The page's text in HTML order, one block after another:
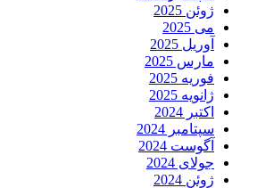
ژوئن 2025
می 2025
آوریل 2025
مارس 2025
فوریه 2025
ژانویه 2025
اکتبر 2024
سپتامبر 2024
آگوست 2024
جولای 2024
ژوئن 2024